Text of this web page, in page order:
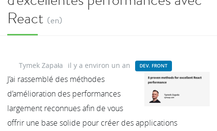
React (en)
Tymek Zapała il y a environ un an DEV. FRONT
J’ai rassemblé des méthodes
d’amélioration des performances
largement reconnues afin de vous
offrir une base solide pour créer des applications